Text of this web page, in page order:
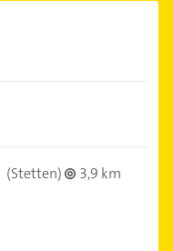
(Stetten)
3,9 km